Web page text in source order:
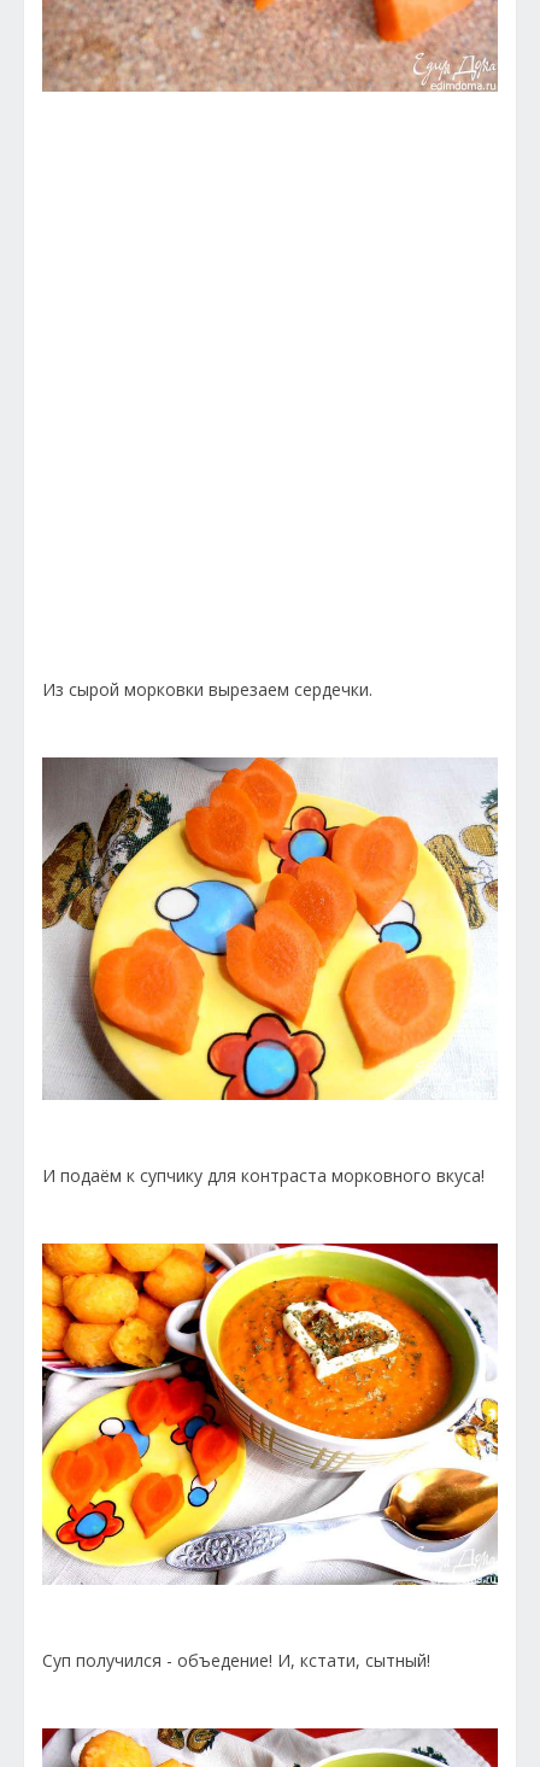
Из сырой морковки вырезаем сердечки.
И подаём к супчику для контраста морковного вкуса!
Суп получился - объедение! И, кстати, сытный!